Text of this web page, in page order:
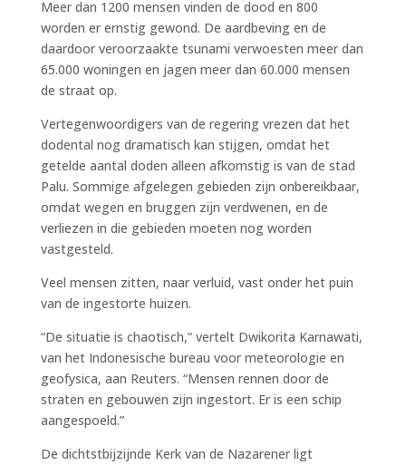
Meer dan 1200 mensen vinden de dood en 800
worden er ernstig gewond. De aardbeving en de
daardoor veroorzaakte tsunami verwoesten meer dan
65.000 woningen en jagen meer dan 60.000 mensen
de straat op.
Vertegenwoordigers van de regering vrezen dat het
dodental nog dramatisch kan stijgen, omdat het
getelde aantal doden alleen afkomstig is van de stad
Palu. Sommige afgelegen gebieden zijn onbereikbaar,
omdat wegen en bruggen zijn verdwenen, en de
verliezen in die gebieden moeten nog worden
vastgesteld.
Veel mensen zitten, naar verluid, vast onder het puin
van de ingestorte huizen.
“De situatie is chaotisch,” vertelt Dwikorita Karnawati,
van het Indonesische bureau voor meteorologie en
geofysica, aan Reuters. “Mensen rennen door de
straten en gebouwen zijn ingestort. Er is een schip
aangespoeld.”
De dichtstbijzijnde Kerk van de Nazarener ligt